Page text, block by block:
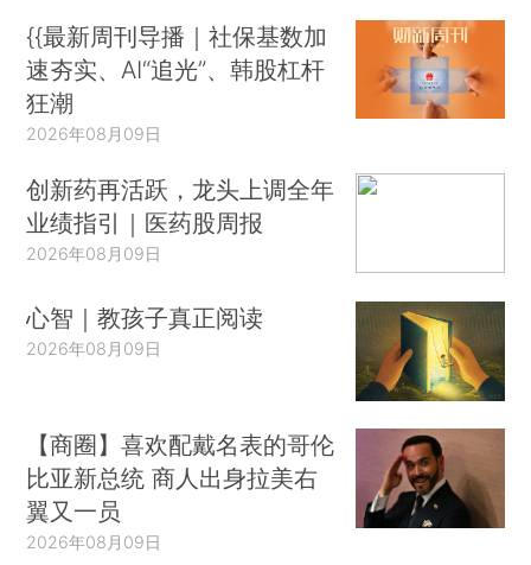
{{最新周刊导播｜社保基数加
速夯实、AI“追光”、韩股杠杆
狂潮
2026年08月09日
创新药再活跃，龙头上调全年
业绩指引｜医药股周报
2026年08月09日
心智｜教孩子真正阅读
2026年08月09日
【商圈】喜欢配戴名表的哥伦
比亚新总统 商人出身拉美右
翼又一员
2026年08月09日